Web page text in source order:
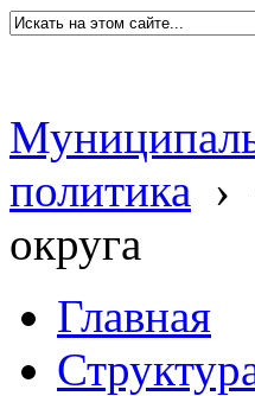
политика ›
округа
Главная